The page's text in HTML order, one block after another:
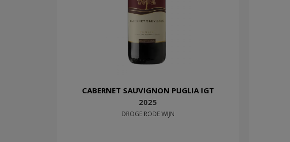
CABERNET SAUVIGNON PUGLIA IGT
2025
DROGE RODE WIJN